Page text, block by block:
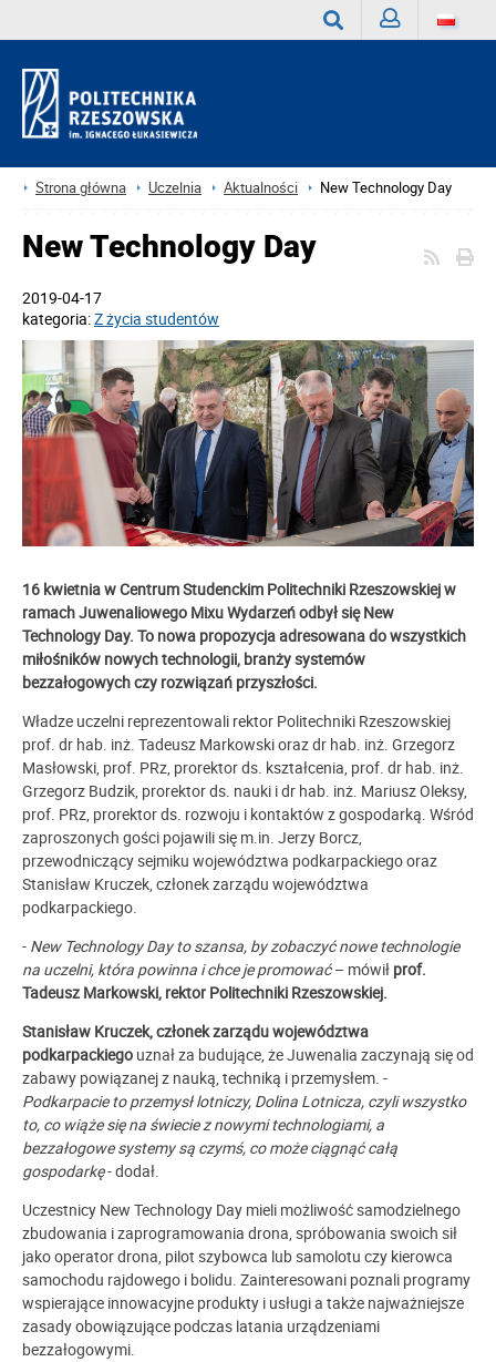
Strona główna Uczelnia Aktualności New Technology Day
New Technology Day
2019-04-17
kategoria:Z życia studentów
16 kwietnia w Centrum Studenckim Politechniki Rzeszowskiej w
ramach Juwenaliowego Mixu Wydarzeń odbył się New
Technology Day. To nowa propozycja adresowana do wszystkich
miłośników nowych technologii, branży systemów
bezzałogowych czy rozwiązań przyszłości.
Władze uczelni reprezentowali rektor Politechniki Rzeszowskiej
prof. dr hab. inż. Tadeusz Markowski oraz dr hab. inż. Grzegorz
Masłowski, prof. PRz, prorektor ds. kształcenia, prof. dr hab. inż.
Grzegorz Budzik, prorektor ds. nauki i dr hab. inż. Mariusz Oleksy,
prof. PRz, prorektor ds. rozwoju i kontaktów z gospodarką. Wśród
zaproszonych gości pojawili się m.in. Jerzy Borcz,
przewodniczący sejmiku województwa podkarpackiego oraz
Stanisław Kruczek, członek zarządu województwa
podkarpackiego.
- New Technology Day to szansa, by zobaczyć nowe technologie
na uczelni, która powinna i chce je promować– mówił prof.
Tadeusz Markowski, rektor Politechniki Rzeszowskiej.
Stanisław Kruczek, członek zarządu województwa
podkarpackiego uznał za budujące, że Juwenalia zaczynają się od
zabawy powiązanej z nauką, techniką i przemysłem. -
Podkarpacie to przemysł lotniczy, Dolina Lotnicza, czyli wszystko
to, co wiąże się na świecie z nowymi technologiami, a
bezzałogowe systemy są czymś, co może ciągnąć całą
gospodarkę- dodał.
Uczestnicy New Technology Day mieli możliwość samodzielnego
zbudowania i zaprogramowania drona, spróbowania swoich sił
jako operator drona, pilot szybowca lub samolotu czy kierowca
samochodu rajdowego i bolidu. Zainteresowani poznali programy
wspierające innowacyjne produkty i usługi a także najważniejsze
zasady obowiązujące podczas latania urządzeniami
bezzałogowymi.